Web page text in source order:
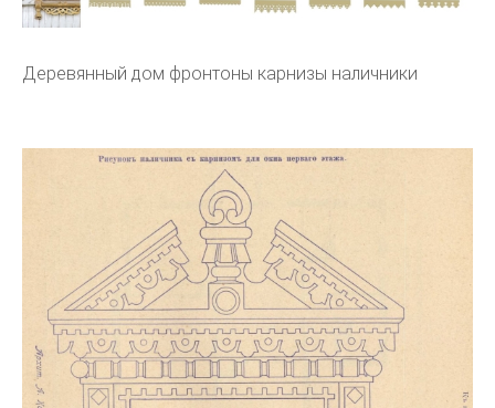
Деревянный дом фронтоны карнизы наличники